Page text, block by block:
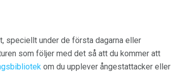
speciellt under de första dagarna eller
som följer med det så att du kommer att
om du upplever ångestattacker eller